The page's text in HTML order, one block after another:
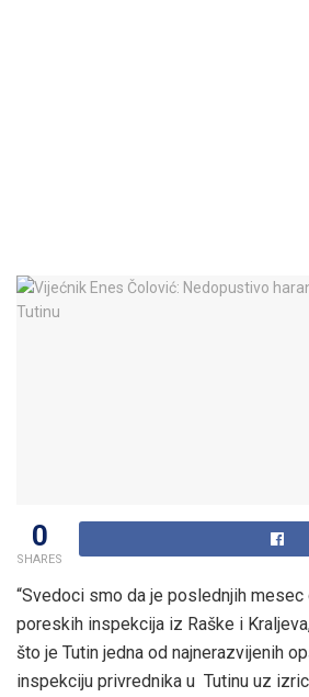
0
SHARES
“Svedoci smo da je poslednjih mesec
poreskih inspekcija iz Raške i
što je Tutin jedna od najnerazvijenih
inspekciju privrednika u Tutinu uz